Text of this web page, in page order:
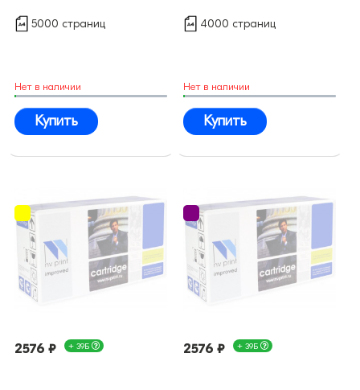
5000 страниц
Нет в наличии
Купить
4000 страниц
Нет в наличии
Купить
2576 ₽ + 39Б 2576 ₽ + 39Б